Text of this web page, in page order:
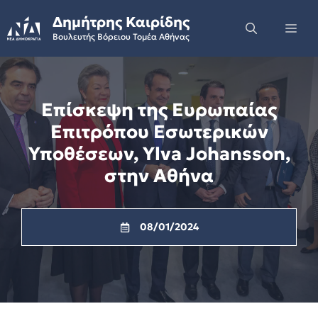
to
content
Δημήτρης Καιρίδης
Βουλευτής Βόρειου Τομέα Αθήνας
Επίσκεψη της Ευρωπαίας
Επιτρόπου Εσωτερικών
Υποθέσεων, Ylva Johansson,
στην Αθήνα
08/01/2024